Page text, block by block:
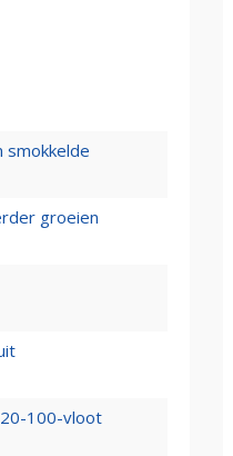
smokkelde
groeien
100-vloot